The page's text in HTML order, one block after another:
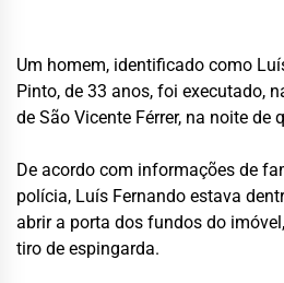
Um homem, identificado como
Pinto, de 33 anos, foi executado,
de São Vicente Férrer, na noite de
De acordo com informações de
polícia, Luís Fernando estava
abrir a porta dos fundos do
tiro de espingarda.